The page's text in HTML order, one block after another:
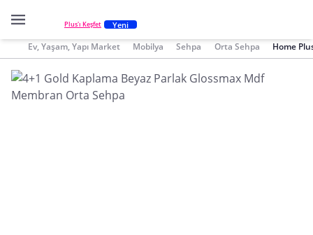
Plus'ı Keşfet Yeni
Ev, Yaşam, Yapı Market Mobilya Sehpa Orta Sehpa Home